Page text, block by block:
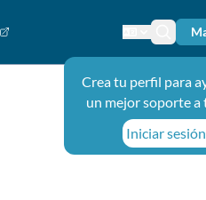
Cambiar el
Ícono
Crea tu perfil para
un mejor soporte a
Iniciar